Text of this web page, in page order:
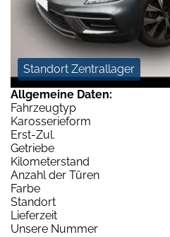
Standort Zentrallager
Allgemeine Daten:
Fahrzeugtyp
Karosserieform
Erst-Zul.
Getriebe
Kilometerstand
Anzahl der Türen
Farbe
Standort
Lieferzeit
Unsere Nummer